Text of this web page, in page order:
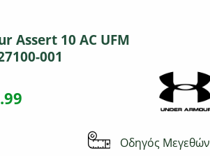
Assert 10 AC UFM
001
Η
Οδηγός Μεγεθών